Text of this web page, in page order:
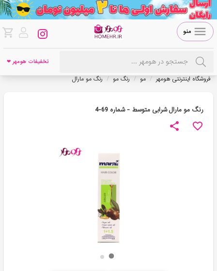
منو
تخفیفات هومهر ❤
فروشگاه اینترنتی هومهر / مو / رنگ مو / رنگ مو مارال
رنگ مو مارال شرابی متوسط - شماره 69-4